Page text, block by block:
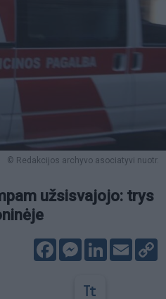
© Redakcijos archyvo asociatyvi nuotr.
užsisvajojo: trys
FacebookMessenger
LinkedIn
Email